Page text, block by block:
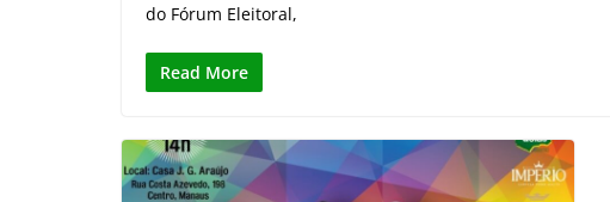
do Fórum Eleitoral,
Read More